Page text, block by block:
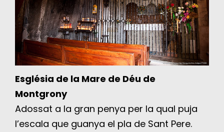
Església de la Mare de Déu de
Montgrony
Adossat a la gran penya per la qual puja
l’escala que guanya el pla de Sant Pere.